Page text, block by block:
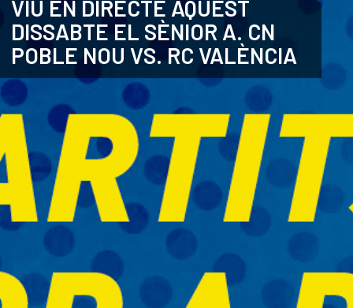
ANGLÈS
VIU EN DIRECTE AQUEST
DISSABTE EL SÈNIOR A. CN
POBLE NOU VS. RC VALÈNCIA